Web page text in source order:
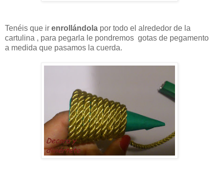
Tenéis que ir enrollándola por todo el alrededor de la
cartulina , para pegarla le pondremos gotas de pegamento
a medida que pasamos la cuerda.